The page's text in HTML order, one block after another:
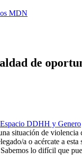
MDN
de
Espacio DDHH y Genero
situación de violencia
a o acércate a esta
lo difícil que